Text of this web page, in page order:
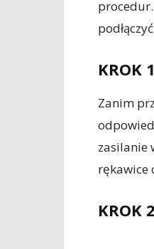
KROK
Zanim
zasilanie
rękawice
KROK